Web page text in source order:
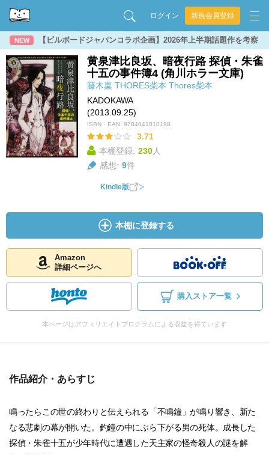
ログイン 新規会員登録
NEW 【ビルボードジャパンコラボ企画】2026年上半期話題作を考察
黄泉津比良坂、暗夜行路 探偵・朱雀
十五の事件簿4 (角川ホラー文庫)
藤木稟 THORES柴本 Thores柴本
KADOKAWA
(2013.09.25)
ISBN・EAN: 9784041010198
3.71
本棚登録: 230人
感想: 9件
Kindle版
本棚に登録する
Amazon
詳細ページへ
購入ストア一覧
本ページはアフィリエイトプログラムによる収益を得ています
作品紹介・あらすじ
鳴ったらこの世の終わりと伝えられる「不鳴鐘」が鳴り響き、新た
なる悲劇の幕が開いた。釣鐘の中にぶら下がる男の死体。成長した
探偵・朱雀十五が少年時代に遭遇した天主家の怪奇殺人の謎を解